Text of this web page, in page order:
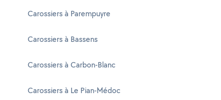
Carossiers à Parempuyre
Carossiers à Bassens
Carossiers à Carbon-Blanc
Carossiers à Le Pian-Médoc